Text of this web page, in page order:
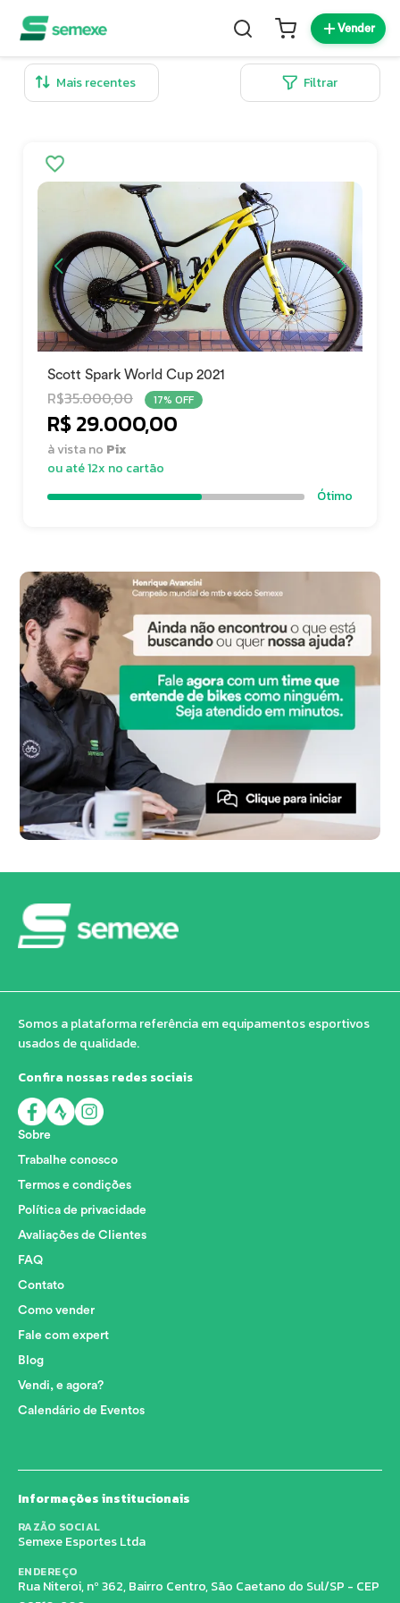
Vender
Filtrar
Scott Spark World Cup 2021
R$35.000,00 17% OFF
R$ 29.000,00
à vista no Pix
ou até 12x no cartão
Ótimo
Somos a plataforma referência em equipamentos esportivos
usados de qualidade.
Confira nossas redes sociais
Sobre
Trabalhe conosco
Termos e condições
Política de privacidade
Avaliações de Clientes
FAQ
Contato
Como vender
Fale com expert
Blog
Vendi, e agora?
Calendário de Eventos
Informações institucionais
RAZÃO SOCIAL
Semexe Esportes Ltda
ENDEREÇO
Rua Niteroi, nº 362, Bairro Centro, São Caetano do Sul/SP - CEP